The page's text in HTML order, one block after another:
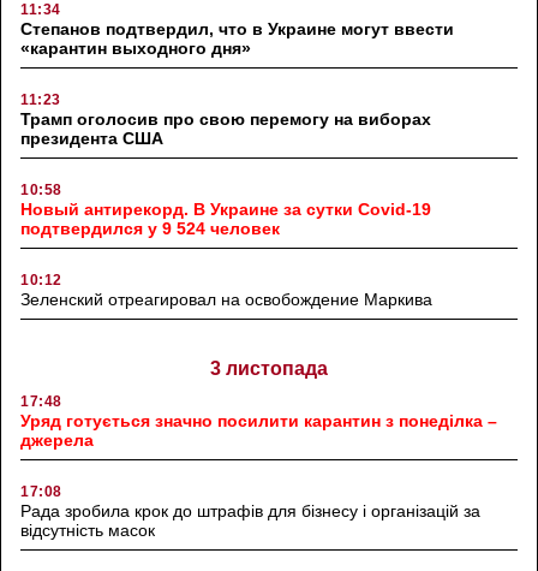
11:34
Степанов подтвердил, что в Украине могут ввести
«карантин выходного дня»
11:23
Трамп оголосив про свою перемогу на виборах
президента США
10:58
Новый антирекорд. В Украине за сутки Covid-19
подтвердился у 9 524 человек
10:12
Зеленский отреагировал на освобождение Маркива
3 листопада
17:48
Уряд готується значно посилити карантин з понеділка –
джерела
17:08
Рада зробила крок до штрафів для бізнесу і організацій за
відсутність масок